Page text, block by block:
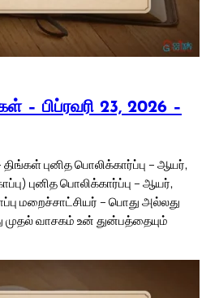
– பிப்ரவரி 23, 2026 –
புனித பொலிக்கார்ப்பு – ஆயர்,
புனித பொலிக்கார்ப்பு – ஆயர்,
மறைச்சாட்சியர் – பொது அல்லது
வாசகம் உன் துன்பத்தையும்